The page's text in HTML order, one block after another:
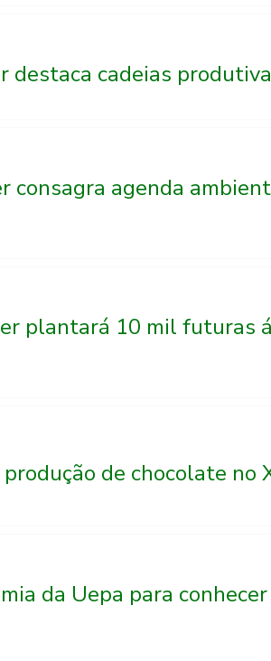
destaca cadeias
agenda
plantará 10 mil futuras
de chocolate no
da Uepa para